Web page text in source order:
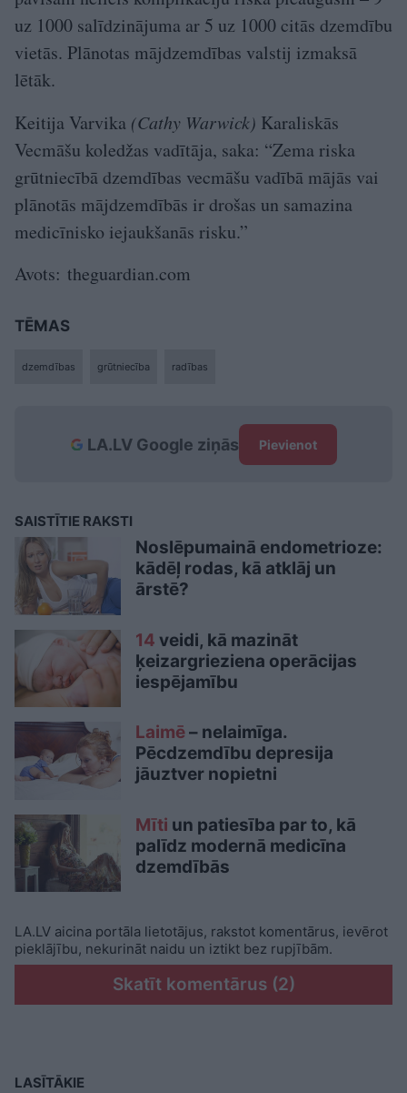
uz 1000 salīdzinājuma ar 5 uz 1000 citās dzemdību
vietās. Plānotas mājdzemdības valstij izmaksā
lētāk.
Keitija Varvika (Cathy Warwick) Karaliskās
Vecmāšu koledžas vadītāja, saka: “Zema riska
grūtniecībā dzemdības vecmāšu vadībā mājās vai
plānotās mājdzemdībās ir drošas un samazina
medicīnisko iejaukšanās risku.”
Avots: theguardian.com
TĒMAS
dzemdības grūtniecība radības
LA.LV Google ziņās Pievienot
SAISTĪTIE RAKSTI
Noslēpumainā endometrioze:
kādēļ rodas, kā atklāj un
ārstē?
14 veidi, kā mazināt
ķeizargrieziena operācijas
iespējamību
Laimē– nelaimīga.
Pēcdzemdību depresija
jāuztver nopietni
Mīti un patiesība par to, kā
palīdz modernā medicīna
dzemdībās
LA.LV aicina portāla lietotājus, rakstot komentārus, ievērot
pieklājību, nekurināt naidu un iztikt bez rupjībām.
Skatīt komentārus (2)
LASĪTĀKIE